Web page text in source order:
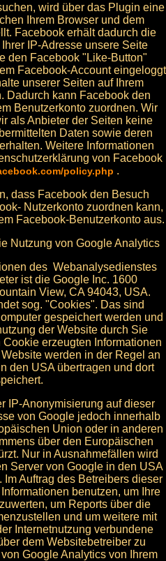
wird über das Plugin eine
Ihrem Browser und dem
Facebook erhält dadurch die
IP-Adresse unsere Seite
den Facebook "Like-Button"
Facebook-Account eingeloggt
unserer Seiten auf Ihrem
Dadurch kann Facebook den
Benutzerkonto zuordnen. Wir
als Anbieter der Seiten keine
Daten sowie deren
Weitere Informationen
von Facebook
policy.php .
dass Facebook den Besuch
Nutzerkonto zuordnen kann,
Facebook-Benutzerkonto aus.
Nutzung von Google Analytics
des Webanalysedienstes
ist die Google Inc. 1600
View, CA 94043, USA.
sog. "Cookies". Das sind
gespeichert werden und
der Website durch Sie
erzeugten Informationen
werden in der Regel an
den USA übertragen und dort
IP-Anonymisierung auf dieser
von Google jedoch innerhalb
Union oder in anderen
über den Europäischen
Nur in Ausnahmefällen wird
Server von Google in den USA
Auftrag des Betreibers dieser
benutzen, um Ihre
um Reports über die
und um weitere mit
Internetnutzung verbundene
dem Websitebetreiber zu
Google Analytics von Ihrem